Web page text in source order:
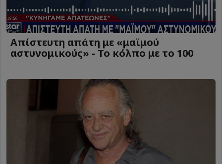
Απίστευτη απάτη με «μαϊμού
αστυνομικούς» - Το κόλπο με το 100